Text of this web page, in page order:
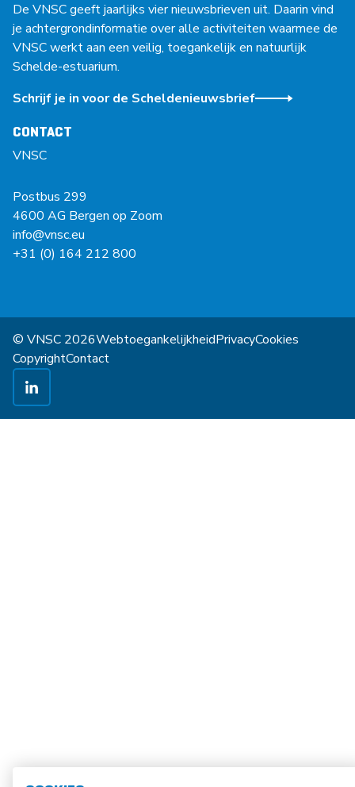
De VNSC geeft jaarlijks vier nieuwsbrieven uit. Daarin vind
je achtergrondinformatie over alle activiteiten waarmee de
VNSC werkt aan een veilig, toegankelijk en natuurlijk
Schelde-estuarium.
Schrijf je in voor de Scheldenieuwsbrief
CONTACT
VNSC
Postbus 299
4600 AG Bergen op Zoom
info@vnsc.eu
+31 (0) 164 212 800
© VNSC 2026WebtoegankelijkheidPrivacyCookies
CopyrightContact